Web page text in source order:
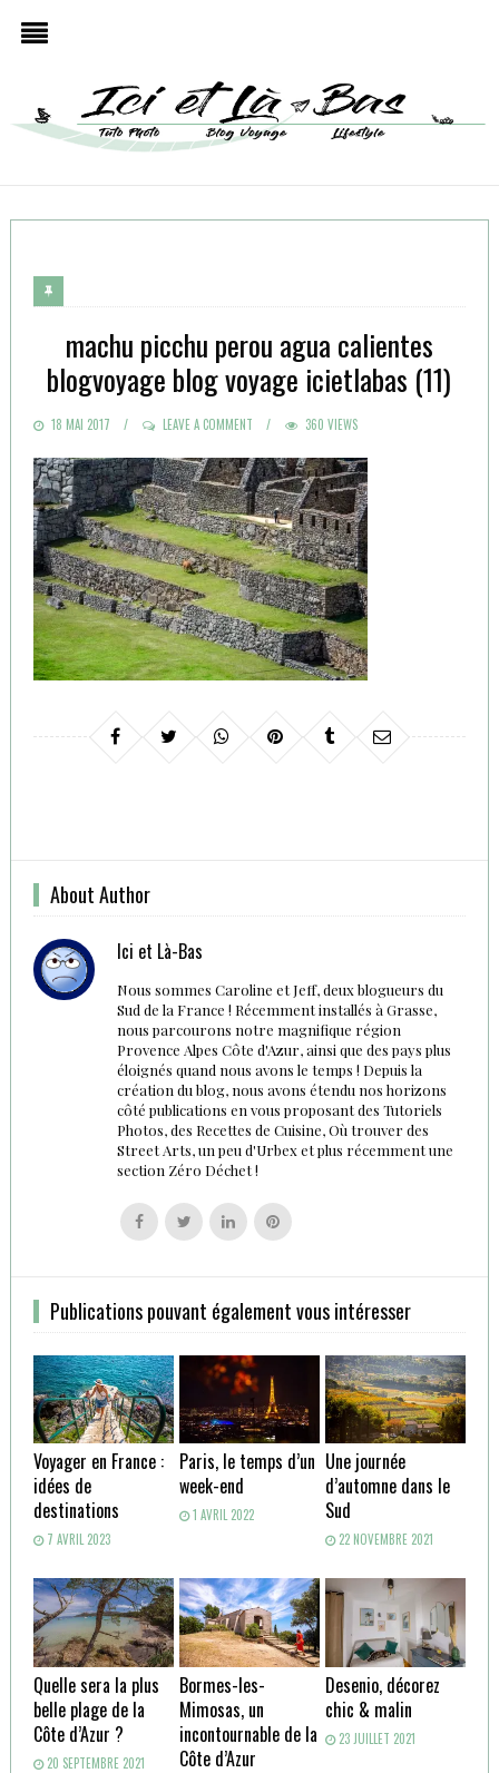
machu picchu perou agua calientes
blogvoyage blog voyage icietlabas (11)
POSTED
18 MAI 2017 LEAVE A COMMENT 360 VIEWS
About Author
Ici et Là-Bas
Nous sommes Caroline et Jeff, deux blogueurs du
Sud de la France ! Récemment installés à Grasse,
nous parcourons notre magnifique région
Provence Alpes Côte d'Azur, ainsi que des pays plus
éloignés quand nous avons le temps ! Depuis la
création du blog, nous avons étendu nos horizons
côté publications en vous proposant des Tutoriels
Photos, des Recettes de Cuisine, Où trouver des
Street Arts, un peu d'Urbex et plus récemment une
section Zéro Déchet !
Follow
us
Follow
us
Follow
us
Follow
us
Publications pouvant également vous intéresser
Voyager en France :
idées de
destinations
7 AVRIL 2023
Paris, le temps d’un
week-end
1 AVRIL 2022
Une journée
d’automne dans le
Sud
22 NOVEMBRE 2021
Quelle sera la plus
belle plage de la
Côte d’Azur ?
20 SEPTEMBRE 2021
Bormes-les-
Mimosas, un
incontournable de la
Côte d’Azur
Desenio, décorez
chic & malin
23 JUILLET 2021